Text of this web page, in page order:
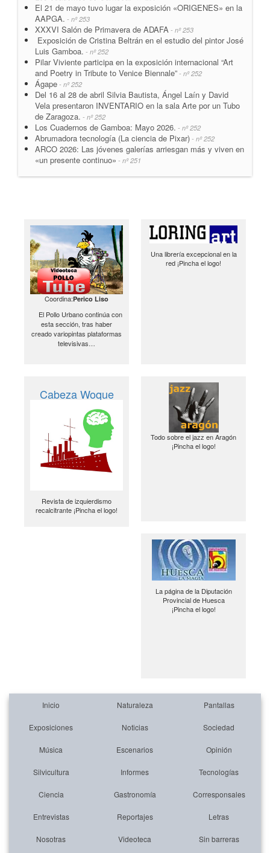
El 21 de mayo tuvo lugar la exposición «ORIGENES» en la
AAPGA. - nº 253
XXXVI Salón de Primavera de ADAFA - nº 253
Exposición de Cristina Beltrán en el estudio del pintor José
Luis Gamboa. - nº 252
Pilar Viviente participa en la exposición internacional “Art
and Poetry in Tribute to Venice Biennale” - nº 252
Ágape - nº 252
Del 16 al 28 de abril Silvia Bautista, Ángel Laín y David
Vela presentaron INVENTARIO en la sala Arte por un Tubo
de Zaragoza. - nº 252
Los Cuadernos de Gamboa: Mayo 2026. - nº 252
Abrumadora tecnología (La ciencia de Pixar) - nº 252
ARCO 2026: Las jóvenes galerías arriesgan más y viven en
«un presente continuo» - nº 251
Coordina:Perico Liso
El Pollo Urbano continúa con
esta sección, tras haber
creado variopintas plataformas
televisivas…
Una librería excepcional en la
red ¡Pincha el logo!
Cabeza Woque
Revista de izquierdismo
recalcitrante ¡Pincha el logo!
Todo sobre el jazz en Aragón
¡Pincha el logo!
La página de la Diputación
Provincial de Huesca
¡Pincha el logo!
Inicio Naturaleza Pantallas
Exposiciones Noticias Sociedad
Música Escenarios Opinión
Silvicultura Informes Tecnologías
Ciencia Gastronomía Corresponsales
Entrevistas Reportajes Letras
Nosotras Videoteca Sin barreras